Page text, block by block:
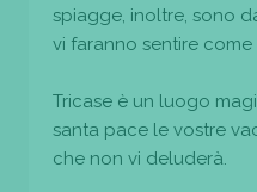
spiagge, inoltre, sono
vi faranno sentire come
Tricase è un luogo
santa pace le vostre
che non vi deluderà.